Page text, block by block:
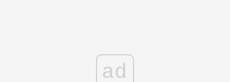
ad